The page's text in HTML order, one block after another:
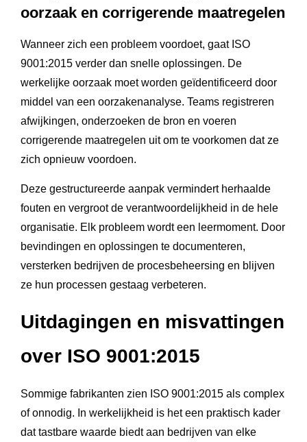
oorzaak en corrigerende maatregelen
Wanneer zich een probleem voordoet, gaat ISO
9001:2015 verder dan snelle oplossingen. De
werkelijke oorzaak moet worden geïdentificeerd door
middel van een oorzakenanalyse. Teams registreren
afwijkingen, onderzoeken de bron en voeren
corrigerende maatregelen uit om te voorkomen dat ze
zich opnieuw voordoen.
Deze gestructureerde aanpak vermindert herhaalde
fouten en vergroot de verantwoordelijkheid in de hele
organisatie. Elk probleem wordt een leermoment. Door
bevindingen en oplossingen te documenteren,
versterken bedrijven de procesbeheersing en blijven
ze hun processen gestaag verbeteren.
Uitdagingen en misvattingen
over ISO 9001:2015
Sommige fabrikanten zien ISO 9001:2015 als complex
of onnodig. In werkelijkheid is het een praktisch kader
dat tastbare waarde biedt aan bedrijven van elke